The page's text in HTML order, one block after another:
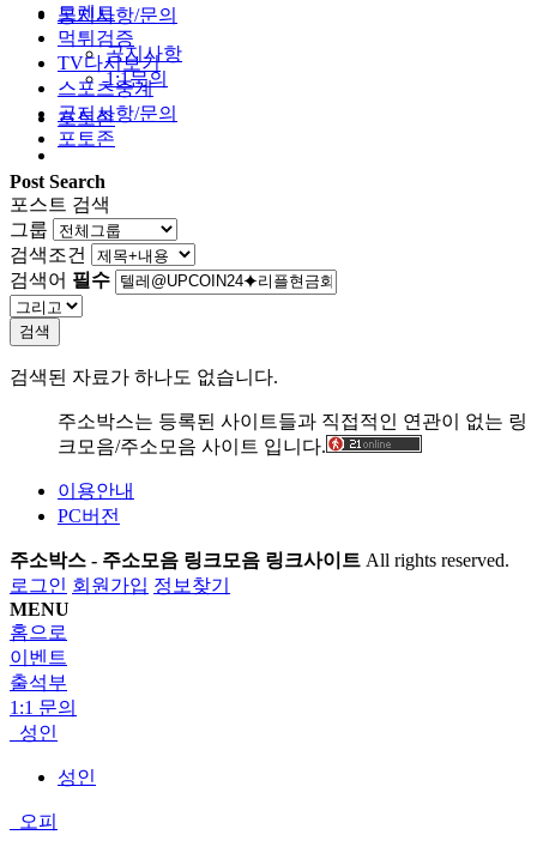
공지사항/문의
공지사항
1:1문의
포토존
토렌트
먹튀검증
TV다시보기
스포츠중계
공지사항/문의
포토존
Post Search
포스트 검색
그룹
검색조건
검색어 필수
검색
검색된 자료가 하나도 없습니다.
주소박스는 등록된 사이트들과 직접적인 연관이 없는 링
크모음/주소모음 사이트 입니다.
이용안내
PC버전
주소박스 - 주소모음 링크모음 링크사이트 All rights reserved.
로그인 회원가입 정보찾기
MENU
홈으로
이벤트
출석부
1:1 문의
성인
성인
오피